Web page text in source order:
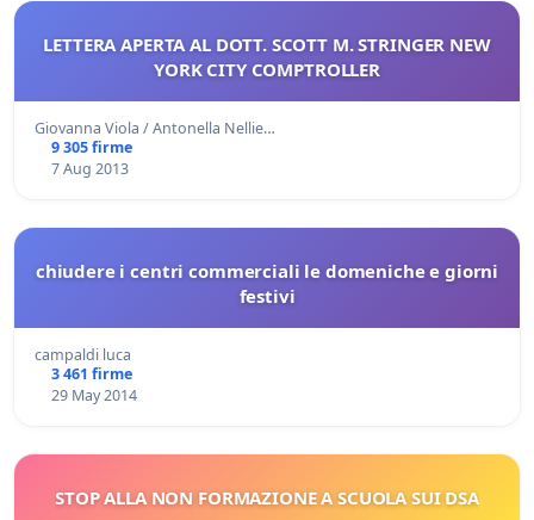
LETTERA APERTA AL DOTT. SCOTT M. STRINGER NEW
YORK CITY COMPTROLLER
Giovanna Viola / Antonella Nellie…
9 305 firme
7 Aug 2013
chiudere i centri commerciali le domeniche e giorni
festivi
campaldi luca
3 461 firme
29 May 2014
STOP ALLA NON FORMAZIONE A SCUOLA SUI DSA